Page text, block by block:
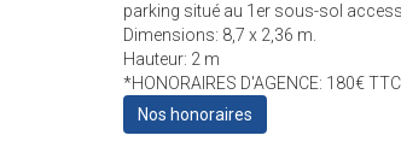
parking situé au 1er sous-sol
Dimensions: 8,7 x 2,36 m.
Hauteur: 2 m
*HONORAIRES D'AGENCE: 180€
Nos honoraires